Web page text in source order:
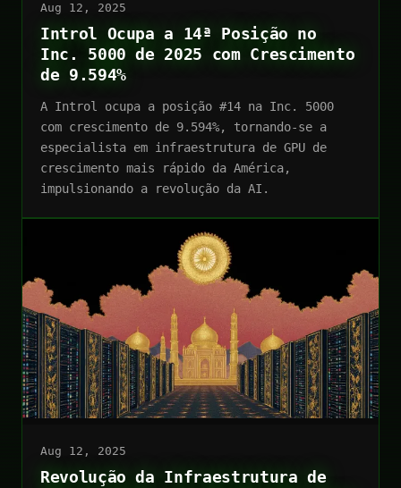
Aug 12, 2025
Introl Ocupa a 14ª Posição no
Inc. 5000 de 2025 com Crescimento
de 9.594%
A Introl ocupa a posição #14 na Inc. 5000
com crescimento de 9.594%, tornando-se a
especialista em infraestrutura de GPU de
crescimento mais rápido da América,
impulsionando a revolução da AI.
Aug 12, 2025
Revolução da Infraestrutura de